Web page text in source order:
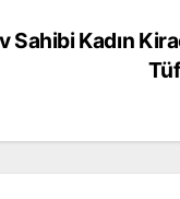
Kadın